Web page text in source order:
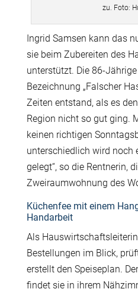
zu. Foto:
Ingrid Samsen kann das
sie beim Zubereiten des
unterstützt. Die 86-
Bezeichnung „Falscher
Zeiten entstand, als es
Region nicht so gut ging.
keinen richtigen
unterschiedlich wird noch
gelegt“, so die Rentnerin,
Zweiraumwohnung des
Küchenfee mit einem
Handarbeit
Als
Bestellungen im Blick,
erstellt den Speiseplan.
findet sie in ihrem